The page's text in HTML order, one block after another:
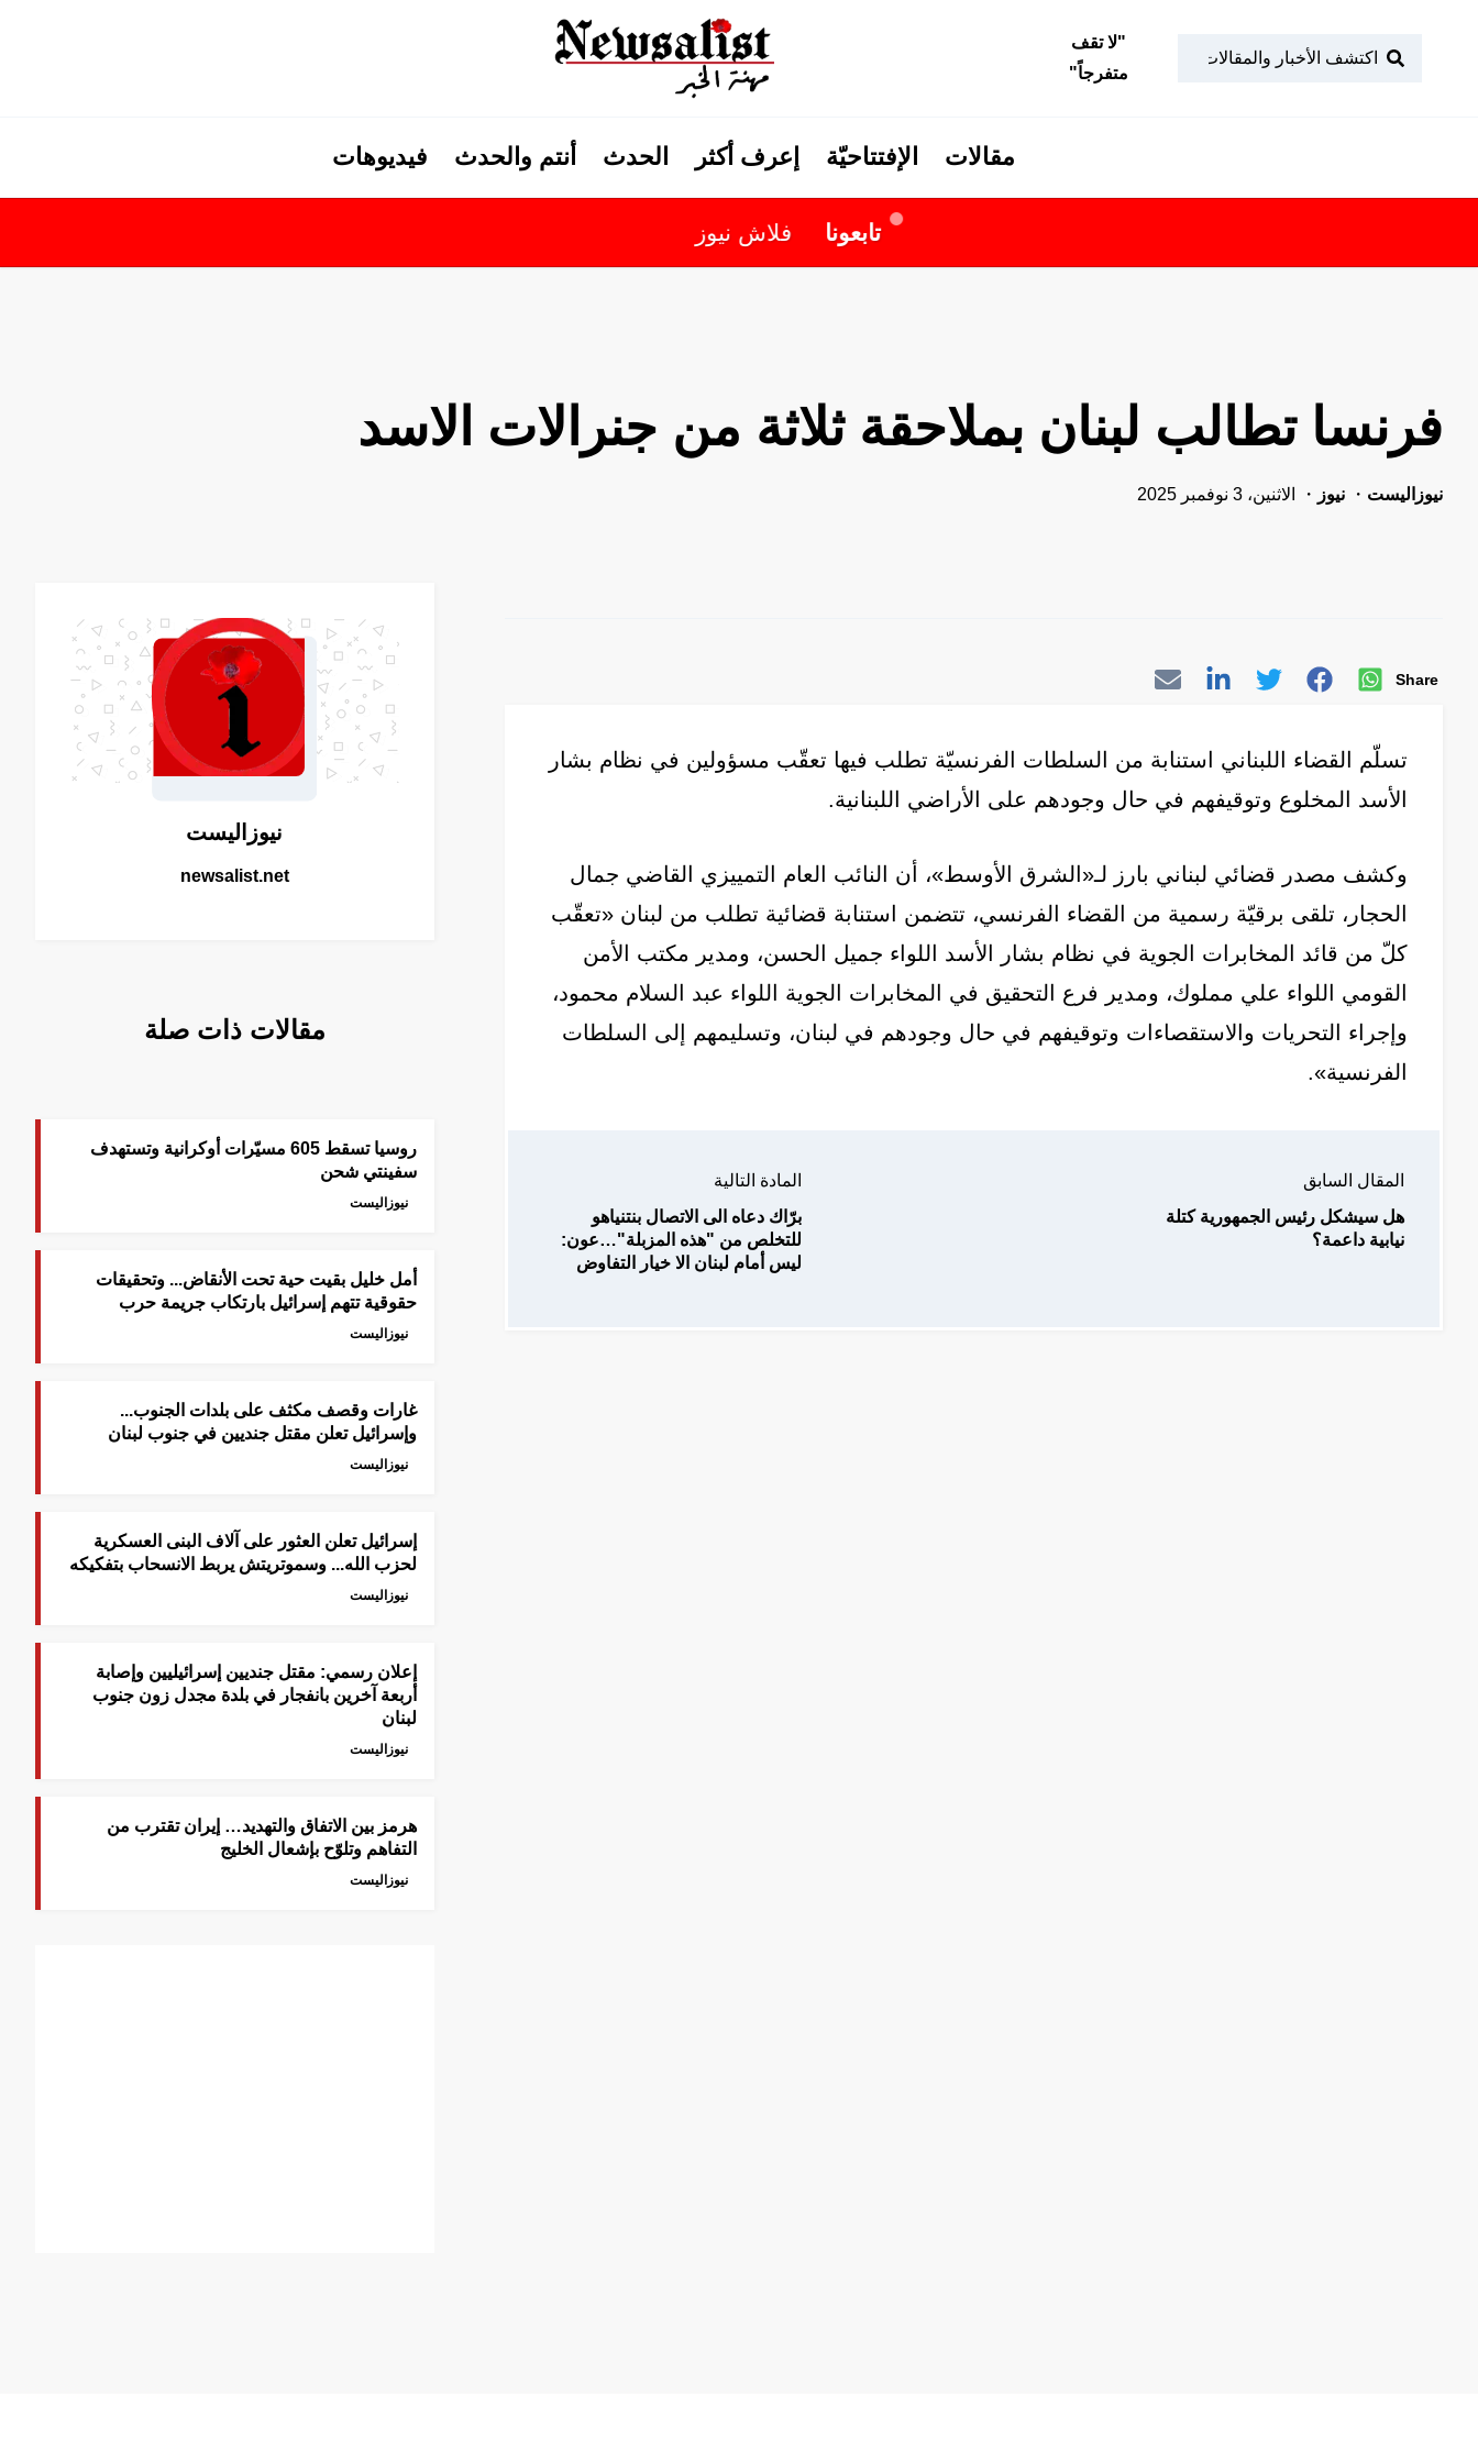
"لا تقف
متفرجاً"
مقالات الإفتتاحيّة إعرف أكثر الحدث أنتم والحدث فيديوهات
فلاش نيوز
فرنسا تطالب لبنان بملاحقة ثلاثة من جنرالات الاسد
نيوزاليست نيوز الاثنين، 3 نوفمبر 2025
Share
تسلّم القضاء اللبناني استنابة من السلطات الفرنسيّة تطلب فيها تعقّب مسؤولين في نظام بشار
الأسد المخلوع وتوقيفهم في حال وجودهم على الأراضي اللبنانية.
وكشف مصدر قضائي لبناني بارز لـ«الشرق الأوسط»، أن النائب العام التمييزي القاضي جمال
الحجار، تلقى برقيّة رسمية من القضاء الفرنسي، تتضمن استنابة قضائية تطلب من لبنان «تعقّب
كلّ من قائد المخابرات الجوية في نظام بشار الأسد اللواء جميل الحسن، ومدير مكتب الأمن
القومي اللواء علي مملوك، ومدير فرع التحقيق في المخابرات الجوية اللواء عبد السلام محمود،
وإجراء التحريات والاستقصاءات وتوقيفهم في حال وجودهم في لبنان، وتسليمهم إلى السلطات
الفرنسية».
المقال السابق
هل سيشكل رئيس الجمهورية كتلة
نيابية داعمة؟
المادة التالية
برّاك دعاه الى الاتصال بنتنياهو
للتخلص من "هذه المزبلة"…عون:
ليس أمام لبنان الا خيار التفاوض
نيوزاليست
newsalist.net
مقالات ذات صلة
روسيا تسقط 605 مسيّرات أوكرانية وتستهدف
سفينتي شحن
نيوزاليست
أمل خليل بقيت حية تحت الأنقاض... وتحقيقات
حقوقية تتهم إسرائيل بارتكاب جريمة حرب
نيوزاليست
غارات وقصف مكثف على بلدات الجنوب...
وإسرائيل تعلن مقتل جنديين في جنوب لبنان
نيوزاليست
إسرائيل تعلن العثور على آلاف البنى العسكرية
لحزب الله... وسموتريتش يربط الانسحاب بتفكيكه
نيوزاليست
إعلان رسمي: مقتل جنديين إسرائيليين وإصابة
أربعة آخرين بانفجار في بلدة مجدل زون جنوب
لبنان
نيوزاليست
هرمز بين الاتفاق والتهديد… إيران تقترب من
التفاهم وتلوّح بإشعال الخليج
نيوزاليست